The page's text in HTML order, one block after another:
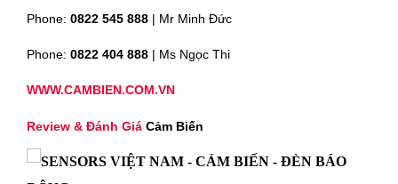
Phone: 0822 545 888 | Mr Minh Đức
Phone: 0822 404 888 | Ms Ngọc Thi
WWW.CAMBIEN.COM.VN
Review & Đánh Giá Cảm Biến